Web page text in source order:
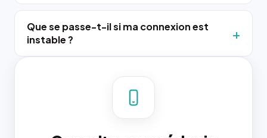
Que se passe-t-il si ma connexion est
instable ?